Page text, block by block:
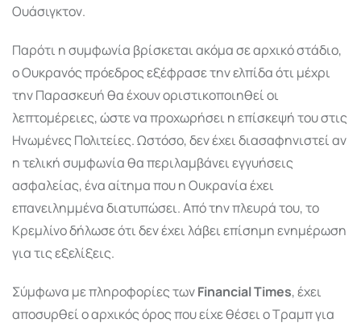
Ουάσιγκτον.
Παρότι η συμφωνία βρίσκεται ακόμα σε αρχικό στάδιο,
ο Ουκρανός πρόεδρος εξέφρασε την ελπίδα ότι μέχρι
την Παρασκευή θα έχουν οριστικοποιηθεί οι
λεπτομέρειες, ώστε να προχωρήσει η επίσκεψή του στις
Ηνωμένες Πολιτείες. Ωστόσο, δεν έχει διασαφηνιστεί αν
η τελική συμφωνία θα περιλαμβάνει εγγυήσεις
ασφαλείας, ένα αίτημα που η Ουκρανία έχει
επανειλημμένα διατυπώσει. Από την πλευρά του, το
Κρεμλίνο δήλωσε ότι δεν έχει λάβει επίσημη ενημέρωση
για τις εξελίξεις.
Σύμφωνα με πληροφορίες τωνFinancial Times, έχει
αποσυρθεί ο αρχικός όρος που είχε θέσει ο Τραμπ για